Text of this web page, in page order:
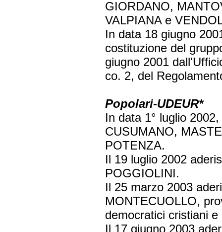
GIORDANO,
VALPIANA e
In data 18 giugno
costituzione del
giugno 2001
co. 2, del
Popolari-UDEUR*
In data 1° luglio
CUSUMANO,
POTENZA.
Il 19 luglio 2002
POGGIOLINI.
Il 25 marzo 2003
MONTECUOLLO,
democratici cristiani
Il 17 giugno 2003